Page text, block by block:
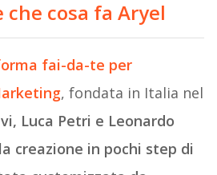
che cosa fa Aryel
fai-da-te per
, fondata in Italia nel
Luca Petri e Leonardo
la creazione in pochi step di